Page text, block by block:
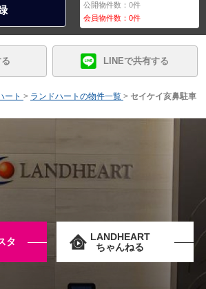
公開物件数：0件
会員物件数：0件
LINEで共有する
ート > ランドハートの物件一覧 > セイケイ亥鼻駐車
タ
LANDHEART
ちゃんねる